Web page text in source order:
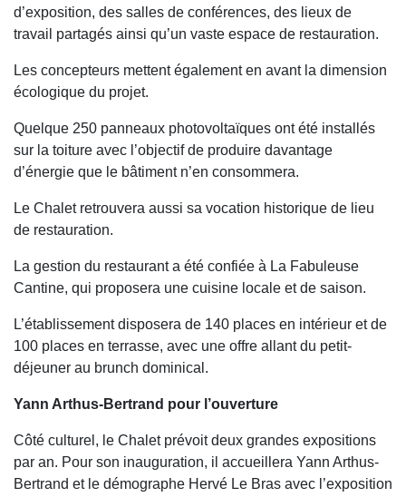
d’exposition, des salles de conférences, des lieux de
travail partagés ainsi qu’un vaste espace de restauration.
Les concepteurs mettent également en avant la dimension
écologique du projet.
Quelque 250 panneaux photovoltaïques ont été installés
sur la toiture avec l’objectif de produire davantage
d’énergie que le bâtiment n’en consommera.
Le Chalet retrouvera aussi sa vocation historique de lieu
de restauration.
La gestion du restaurant a été confiée à La Fabuleuse
Cantine, qui proposera une cuisine locale et de saison.
L’établissement disposera de 140 places en intérieur et de
100 places en terrasse, avec une offre allant du petit-
déjeuner au brunch dominical.
Yann Arthus-Bertrand pour l’ouverture
Côté culturel, le Chalet prévoit deux grandes expositions
par an. Pour son inauguration, il accueillera Yann Arthus-
Bertrand et le démographe Hervé Le Bras avec l’exposition